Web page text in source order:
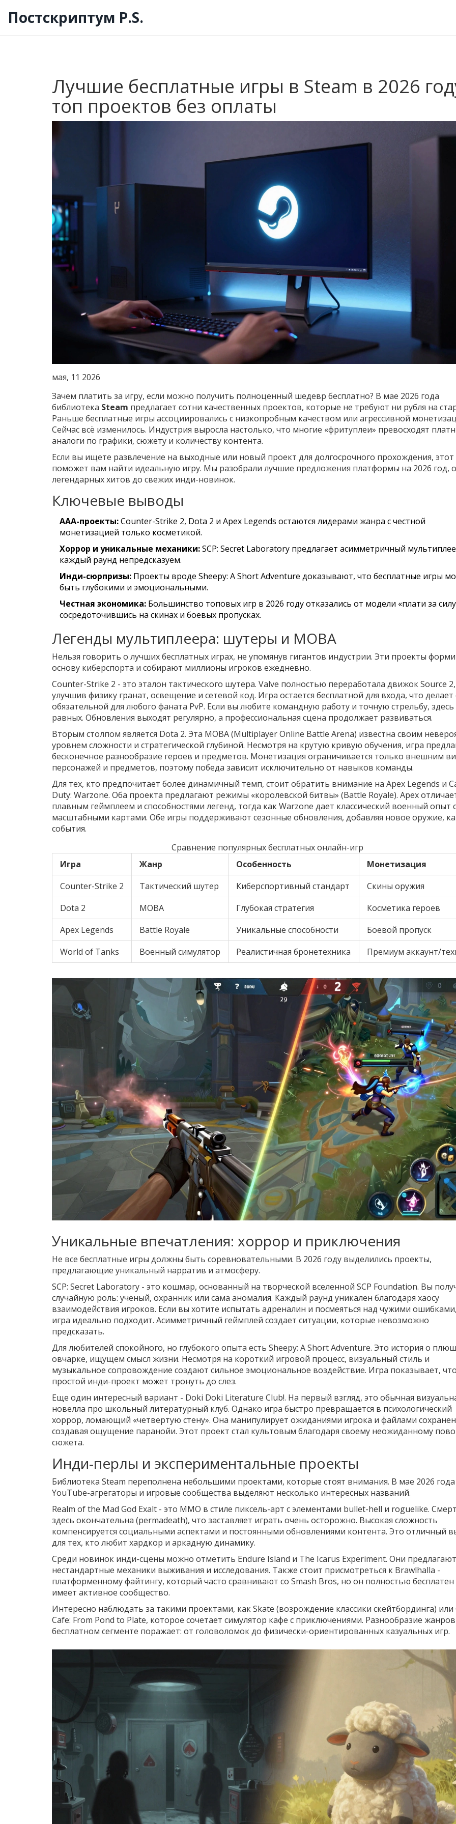
Постскриптум P.S.
Лучшие бесплатные игры в Steam в 2026
топ проектов без оплаты
мая, 11 2026
Зачем платить за игру, если можно получить полноценный шедевр бесплатно? В мае 2026 года
библиотека Steam предлагает сотни качественных проектов, которые не требуют ни рубля на
Раньше бесплатные игры ассоциировались с низкопробным качеством или агрессивной
Сейчас всё изменилось. Индустрия выросла настолько, что многие «фритуплеи» превосходят
аналоги по графики, сюжету и количеству контента.
Если вы ищете развлечение на выходные или новый проект для долгосрочного прохождения, этот
поможет вам найти идеальную игру. Мы разобрали лучшие предложения платформы на 2026 год,
легендарных хитов до свежих инди-новинок.
Ключевые выводы
AAA-проекты:Counter-Strike 2, Dota 2 и Apex Legends остаются лидерами жанра с честной
монетизацией только косметикой.
Хоррор и уникальные механики:SCP: Secret Laboratory предлагает асимметричный
каждый раунд непредсказуем.
Инди-сюрпризы: Проекты вроде Sheepy: A Short Adventure доказывают, что бесплатные игры
быть глубокими и эмоциональными.
Честная экономика: Большинство топовых игр в 2026 году отказались от модели «плати за
сосредоточившись на скинах и боевых пропусках.
Легенды мультиплеера: шутеры и MOBA
Нельзя говорить о лучших бесплатных играх, не упомянув гигантов индустрии. Эти проекты
основу киберспорта и собирают миллионы игроков ежедневно.
Counter-Strike 2 - это эталон тактического шутера. Valve полностью переработала движок Source 2,
улучшив физику гранат, освещение и сетевой код. Игра остается бесплатной для входа, что делает
обязательной для любого фаната PvP. Если вы любите командную работу и точную стрельбу, здесь
равных. Обновления выходят регулярно, а профессиональная сцена продолжает развиваться.
Вторым столпом является Dota 2. Эта MOBA (Multiplayer Online Battle Arena) известна своим
уровнем сложности и стратегической глубиной. Несмотря на крутую кривую обучения, игра
бесконечное разнообразие героев и предметов. Монетизация ограничивается только внешним
персонажей и предметов, поэтому победа зависит исключительно от навыков команды.
Для тех, кто предпочитает более динамичный темп, стоит обратить внимание на Apex Legends и
Duty: Warzone. Оба проекта предлагают режимы «королевской битвы» (Battle Royale). Apex
плавным геймплеем и способностями легенд, тогда как Warzone дает классический военный опыт с
масштабными картами. Обе игры поддерживают сезонные обновления, добавляя новое оружие,
события.
Сравнение популярных бесплатных онлайн-игр
Игра
Жанр Особенность
Монетизация
Counter-Strike 2
Тактический шутер Киберспортивный стандарт
Скины оружия
Dota 2
MOBA Глубокая стратегия
Косметика героев
Apex Legends
Battle Royale Уникальные способности
Боевой пропуск
World of Tanks
Военный симулятор Реалистичная бронетехника Премиум аккаунт/
Уникальные впечатления: хоррор и приключения
Не все бесплатные игры должны быть соревновательными. В 2026 году выделились проекты,
предлагающие уникальный нарратив и атмосферу.
SCP: Secret Laboratory - это кошмар, основанный на творческой вселенной SCP Foundation. Вы
случайную роль: ученый, охранник или сама аномалия. Каждый раунд уникален благодаря хаосу
взаимодействия игроков. Если вы хотите испытать адреналин и посмеяться над чужими
игра идеально подходит. Асимметричный геймплей создает ситуации, которые невозможно
предсказать.
Для любителей спокойного, но глубокого опыта есть Sheepy: A Short Adventure. Это история о
овчарке, ищущем смысл жизни. Несмотря на короткий игровой процесс, визуальный стиль и
музыкальное сопровождение создают сильное эмоциональное воздействие. Игра показывает,
простой инди-проект может тронуть до слез.
Еще один интересный вариант - Doki Doki Literature Club!. На первый взгляд, это обычная
новелла про школьный литературный клуб. Однако игра быстро превращается в психологический
хоррор, ломающий «четвертую стену». Она манипулирует ожиданиями игрока и файлами
создавая ощущение паранойи. Этот проект стал культовым благодаря своему неожиданному
сюжета.
Инди-перлы и экспериментальные проекты
Библиотека Steam переполнена небольшими проектами, которые стоят внимания. В мае 2026 года
YouTube-агрегаторы и игровые сообщества выделяют несколько интересных названий.
Realm of the Mad God Exalt - это MMO в стиле пиксель-арт с элементами bullet-hell и roguelike.
здесь окончательна (permadeath), что заставляет играть очень осторожно. Высокая сложность
компенсируется социальными аспектами и постоянными обновлениями контента. Это отличный
для тех, кто любит хардкор и аркадную динамику.
Среди новинок инди-сцены можно отметить Endure Island и The Icarus Experiment. Они предлагают
нестандартные механики выживания и исследования. Также стоит присмотреться к Brawlhalla -
платформенному файтингу, который часто сравнивают со Smash Bros, но он полностью бесплатен
имеет активное сообщество.
Интересно наблюдать за такими проектами, какSkate (возрождение классики скейтбординга) или
Cafe: From Pond to Plate, которое сочетает симулятор кафе с приключениями. Разнообразие
бесплатном сегменте поражает: от головоломок до физически-ориентированных казуальных игр.